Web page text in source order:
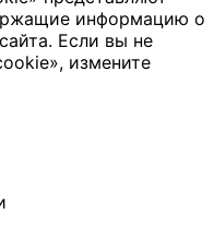
информацию о
Если вы не
измените